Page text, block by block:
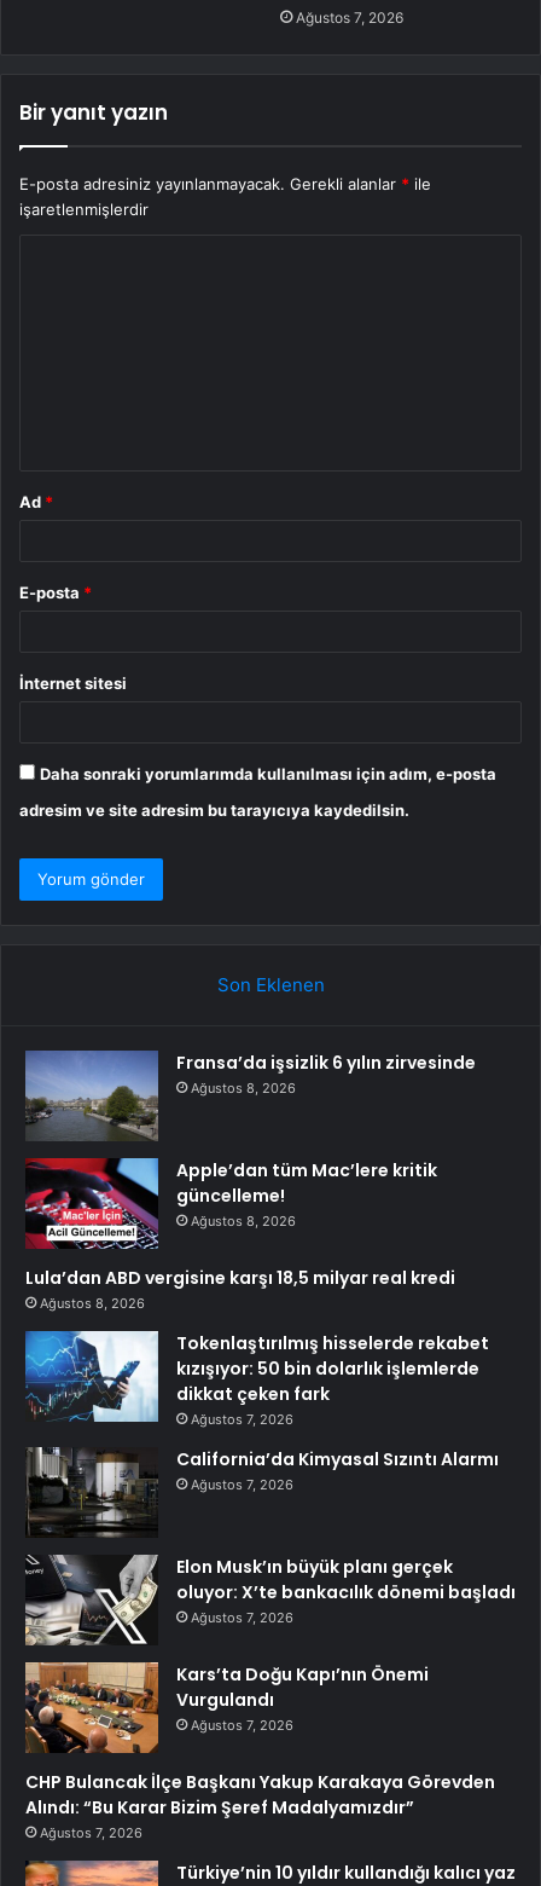
Ağustos 7, 2026
Bir yanıt yazın
E-posta adresiniz yayınlanmayacak. Gerekli alanlar * ile
işaretlenmişlerdir
Ad *
E-posta *
İnternet sitesi
Daha sonraki yorumlarımda kullanılması için adım, e-posta
adresim ve site adresim bu tarayıcıya kaydedilsin.
Son Eklenen
Fransa’da işsizlik 6 yılın zirvesinde
Ağustos 8, 2026
Apple’dan tüm Mac’lere kritik
güncelleme!
Ağustos 8, 2026
Lula’dan ABD vergisine karşı 18,5 milyar real kredi
Ağustos 8, 2026
Tokenlaştırılmış hisselerde rekabet
kızışıyor: 50 bin dolarlık işlemlerde
dikkat çeken fark
Ağustos 7, 2026
California’da Kimyasal Sızıntı Alarmı
Ağustos 7, 2026
Elon Musk’ın büyük planı gerçek
oluyor: X’te bankacılık dönemi başladı
Ağustos 7, 2026
Kars’ta Doğu Kapı’nın Önemi
Vurgulandı
Ağustos 7, 2026
CHP Bulancak İlçe Başkanı Yakup Karakaya Görevden
Alındı: “Bu Karar Bizim Şeref Madalyamızdır”
Ağustos 7, 2026
Türkiye’nin 10 yıldır kullandığı kalıcı yaz